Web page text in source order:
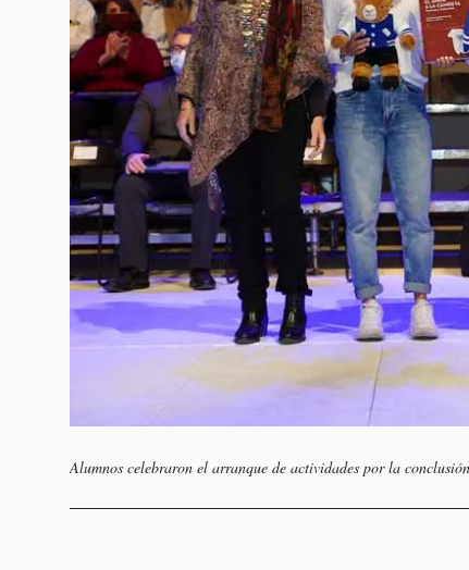
Alumnos celebraron el arranque de actividades por la